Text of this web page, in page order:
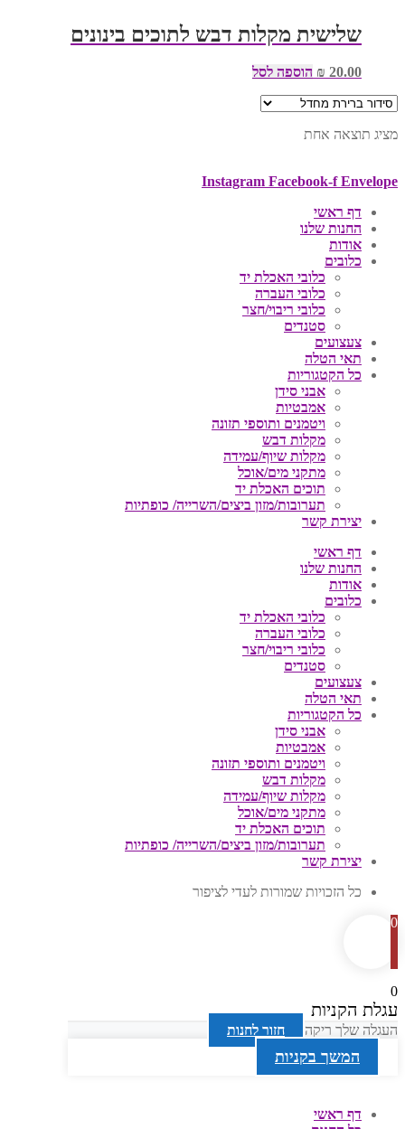
שלישית מקלות דבש לתוכים בינונים
₪ 20.00 הוספה לסל
מציג תוצאה אחת
Instagram Facebook-f Envelope
דף ראשי
החנות שלנו
אודות
כלובים
כלובי האכלת יד
כלובי העברה
כלובי ריבוי/חצר
סטנדים
צעצועים
תאי הטלה
כל הקטגוריות
אבני סידן
אמבטיות
ויטמנים ותוספי תזונה
מקלות דבש
מקלות שיוף/עמידה
מתקני מים/אוכל
תוכים האכלת יד
תערובות/מזון ביצים/השרייה/ כופתיות
יצירת קשר
דף ראשי
החנות שלנו
אודות
כלובים
כלובי האכלת יד
כלובי העברה
כלובי ריבוי/חצר
סטנדים
צעצועים
תאי הטלה
כל הקטגוריות
אבני סידן
אמבטיות
ויטמנים ותוספי תזונה
מקלות דבש
מקלות שיוף/עמידה
מתקני מים/אוכל
תוכים האכלת יד
תערובות/מזון ביצים/השרייה/ כופתיות
יצירת קשר
כל הזכויות שמורות לעדי לציפור
0
0
עגלת הקניות
העגלה שלך ריקה חזור לחנות
המשך בקניות
דף ראשי